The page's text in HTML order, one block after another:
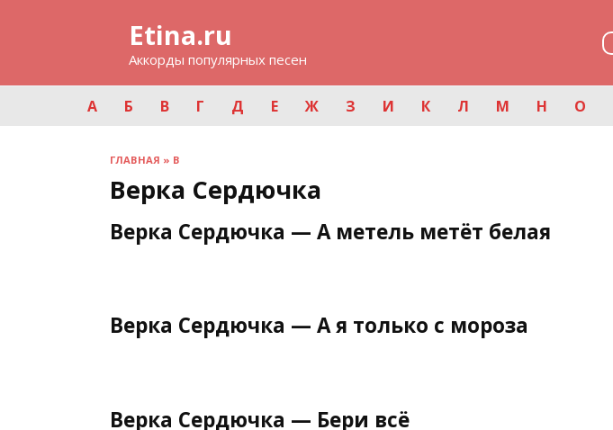
Etina.ru
Аккорды популярных песен
А Б В Г Д Е Ж З И К Л М Н О
ГЛАВНАЯ » В
Верка Сердючка
Верка Сердючка — А метель метёт белая
Верка Сердючка — А я только с мороза
Верка Сердючка — Бери всё